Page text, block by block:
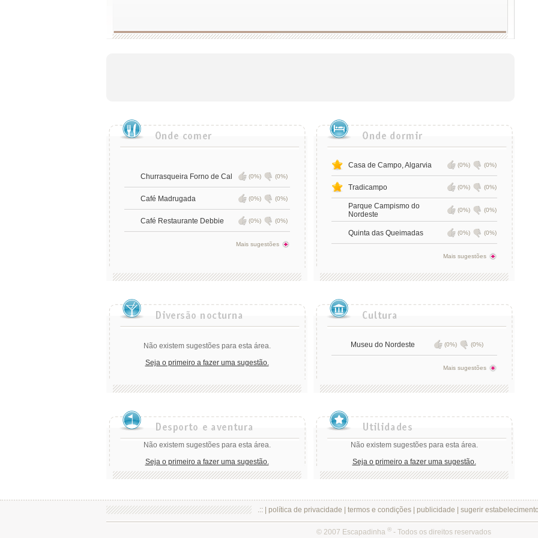
Churrasqueira Forno de Cal (0%) (0%)
Café Madrugada (0%) (0%)
Café Restaurante Debbie (0%) (0%)
Mais sugestões
Casa de Campo, Algarvia (0%) (0%)
Tradicampo (0%) (0%)
Parque Campismo do
Nordeste
(0%) (0%)
Quinta das Queimadas (0%) (0%)
Mais sugestões
Não existem sugestões para esta área.
Seja o primeiro a fazer uma sugestão.
Museu do Nordeste (0%) (0%)
Mais sugestões
Não existem sugestões para esta área.
Seja o primeiro a fazer uma sugestão.
Não existem sugestões para esta área.
Seja o primeiro a fazer uma sugestão.
.:: | política de privacidade termos e condições| publicidade sugerir estabelecimento
© 2007 Escapadinha ®- Todos os direitos reservados